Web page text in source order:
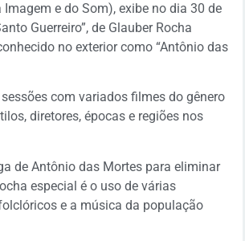
e do Som), exibe no dia 30 de
Guerreiro”, de Glauber Rocha
no exterior como “Antônio das
com variados filmes do gênero
diretores, épocas e regiões nos
de Antônio das Mortes para eliminar
especial é o uso de várias
e a música da população